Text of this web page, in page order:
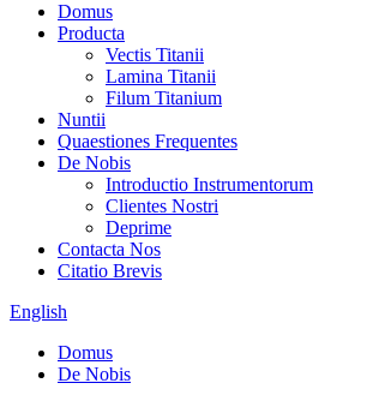
Domus
Producta
Vectis Titanii
Lamina Titanii
Filum Titanium
Nuntii
Quaestiones Frequentes
De Nobis
Introductio Instrumentorum
Clientes Nostri
Deprime
Contacta Nos
Citatio Brevis
English
Domus
De Nobis